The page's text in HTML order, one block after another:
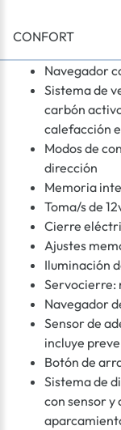
CONFORT
Navegador
Sistema de
carbón
calefacción
Modos de
dirección
Memoria
Toma/s de
Cierre
Ajustes
Iluminación
Servocierre:
Navegador
Sensor de
incluye
Botón de
Sistema de
con sensor y